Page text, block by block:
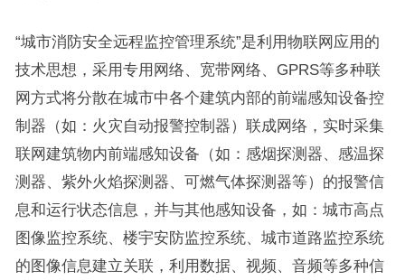
“城市消防安全远程监控管理系统”是利用物联网应用的
技术思想，采用专用网络、宽带网络、GPRS等多种联
网方式将分散在城市中各个建筑内部的前端感知设备控
制器（如：火灾自动报警控制器）联成网络，实时采集
联网建筑物内前端感知设备（如：感烟探测器、感温探
测器、紫外火焰探测器、可燃气体探测器等）的报警信
息和运行状态信息，并与其他感知设备，如：城市高点
图像监控系统、楼宇安防监控系统、城市道路监控系统
的图像信息建立关联，利用数据、视频、音频等多种信